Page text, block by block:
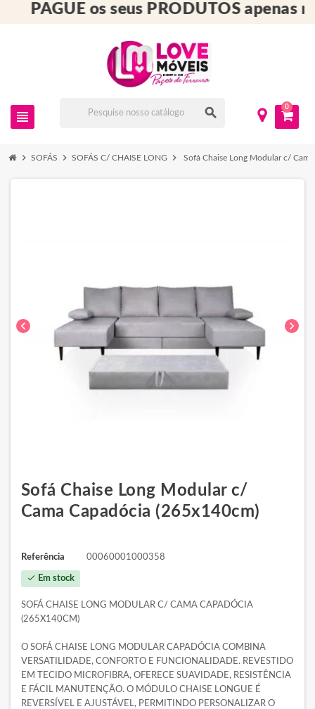
PAGUE os seus PRODUTOS apenas
view_headline search 0
chevron_right SOFÁS chevron_right SOFÁS C/ CHAISE LONG chevron_right Sofá Chaise Long Modular c/
chevron_left chevron_right
Sofá Chaise Long Modular c/
Cama Capadócia (265x140cm)
Referência 00060001000358
check Em stock
SOFÁ CHAISE LONG MODULAR C/ CAMA CAPADÓCIA
(265X140CM)
O SOFÁ CHAISE LONG MODULAR CAPADÓCIA COMBINA
VERSATILIDADE, CONFORTO E FUNCIONALIDADE. REVESTIDO
EM TECIDO MICROFIBRA, OFERECE SUAVIDADE, RESISTÊNCIA
E FÁCIL MANUTENÇÃO. O MÓDULO CHAISE LONGUE É
REVERSÍVEL E AJUSTÁVEL, PERMITINDO PERSONALIZAR O